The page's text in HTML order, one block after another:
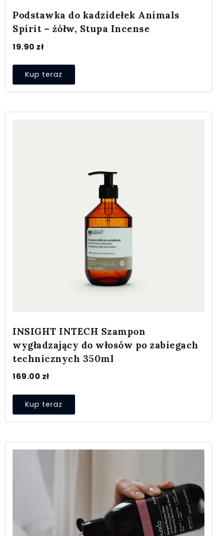
Podstawka do kadzidełek Animals
Spirit – żółw, Stupa Incense
19.90 zł
Kup teraz
INSIGHT INTECH Szampon
wygładzający do włosów po zabiegach
technicznych 350ml
169.00 zł
Kup teraz